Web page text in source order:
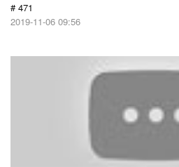
# 471
2019-11-06 09:56